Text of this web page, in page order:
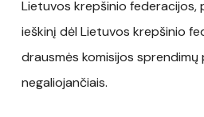
Lietuvos krepšinio federacijos,
ieškinį dėl Lietuvos krepšinio
drausmės komisijos sprendimų
negaliojančiais.